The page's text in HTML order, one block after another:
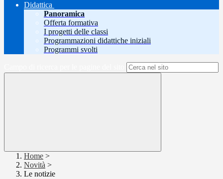
Didattica
Panoramica
Offerta formativa
I progetti delle classi
Programmazioni didattiche iniziali
Programmi svolti
Home >
Novità >
Le notizie